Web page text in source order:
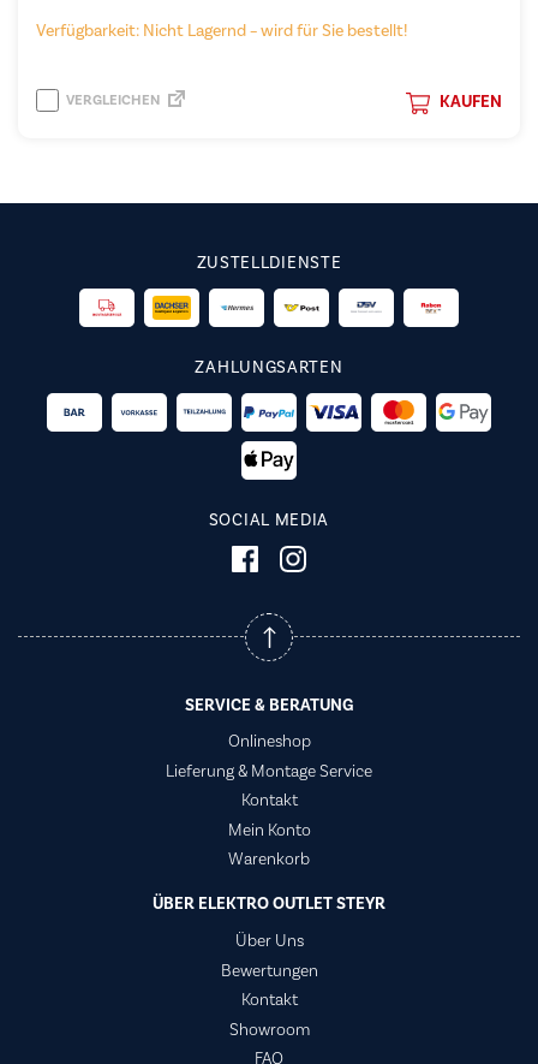
Verfügbarkeit: Nicht Lagernd – wird für Sie bestellt!
KAUFEN
VERGLEICHEN
ZUSTELLDIENSTE
ZAHLUNGSARTEN
SOCIAL MEDIA
SERVICE & BERATUNG
Onlineshop
Lieferung & Montage Service
Kontakt
Mein Konto
Warenkorb
ÜBER ELEKTRO OUTLET STEYR
Über Uns
Bewertungen
Kontakt
Showroom
FAQ